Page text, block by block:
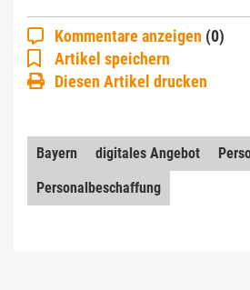
Kommentare anzeigen (0)
Artikel speichern
Diesen Artikel drucken
Bayern digitales Angebot
Personalbeschaffung